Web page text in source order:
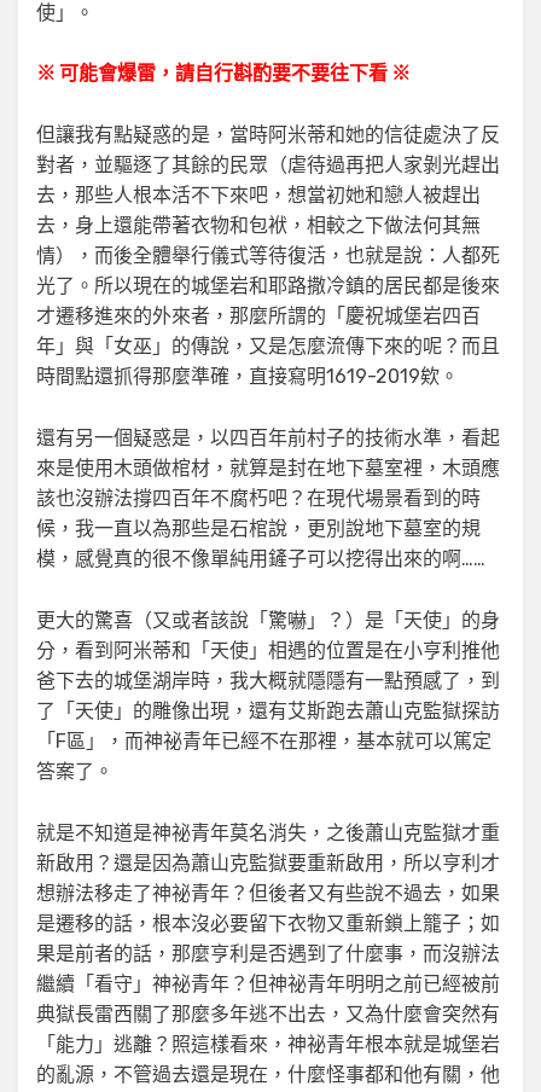
使」。
※ 可能會爆雷，請自行斟酌要不要往下看 ※
但讓我有點疑惑的是，當時阿米蒂和她的信徒處決了反
對者，並驅逐了其餘的民眾（虐待過再把人家剝光趕出
去，那些人根本活不下來吧，想當初她和戀人被趕出
去，身上還能帶著衣物和包袱，相較之下做法何其無
情），而後全體舉行儀式等待復活，也就是說：人都死
光了。所以現在的城堡岩和耶路撒冷鎮的居民都是後來
才遷移進來的外來者，那麼所謂的「慶祝城堡岩四百
年」與「女巫」的傳說，又是怎麼流傳下來的呢？而且
時間點還抓得那麼準確，直接寫明1619-2019欸。
還有另一個疑惑是，以四百年前村子的技術水準，看起
來是使用木頭做棺材，就算是封在地下墓室裡，木頭應
該也沒辦法撐四百年不腐朽吧？在現代場景看到的時
候，我一直以為那些是石棺說，更別說地下墓室的規
模，感覺真的很不像單純用鏟子可以挖得出來的啊……
更大的驚喜（又或者該說「驚嚇」？）是「天使」的身
分，看到阿米蒂和「天使」相遇的位置是在小亨利推他
爸下去的城堡湖岸時，我大概就隱隱有一點預感了，到
了「天使」的雕像出現，還有艾斯跑去蕭山克監獄探訪
「F區」，而神祕青年已經不在那裡，基本就可以篤定
答案了。
就是不知道是神祕青年莫名消失，之後蕭山克監獄才重
新啟用？還是因為蕭山克監獄要重新啟用，所以亨利才
想辦法移走了神祕青年？但後者又有些說不過去，如果
是遷移的話，根本沒必要留下衣物又重新鎖上籠子；如
果是前者的話，那麼亨利是否遇到了什麼事，而沒辦法
繼續「看守」神祕青年？但神祕青年明明之前已經被前
典獄長雷西關了那麼多年逃不出去，又為什麼會突然有
「能力」逃離？照這樣看來，神祕青年根本就是城堡岩
的亂源，不管過去還是現在，什麼怪事都和他有關，他